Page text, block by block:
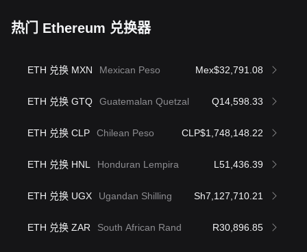
热门 Ethereum 兑换器
ETH 兑换 MXN Mexican Peso Mex$32,791.08
ETH 兑换 GTQ Guatemalan Quetzal Q14,598.33
ETH 兑换 CLP Chilean Peso CLP$1,748,148.22
ETH 兑换 HNL Honduran Lempira L51,436.39
ETH 兑换 UGX Ugandan Shilling Sh7,127,710.21
ETH 兑换 ZAR South African Rand R30,896.85